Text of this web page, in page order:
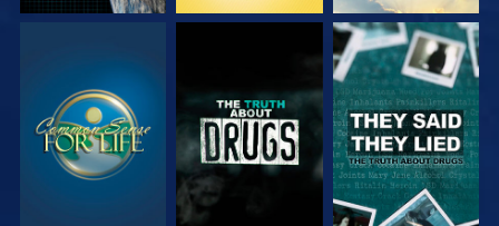
ΠΑΡΑΚΟΛΟΥΘΗΣΤΕ ΠΑΡΑΚΟΛΟΥΘΗΣΤΕ ΠΑΡΑΚΟΛΟΥΘΗΣΤΕ